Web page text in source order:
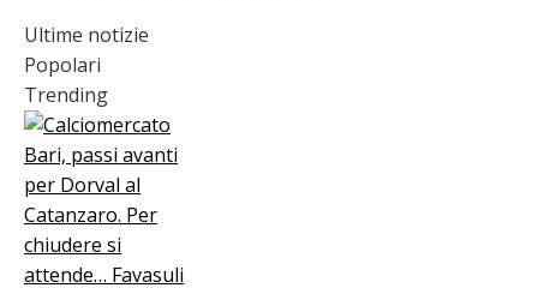
Ultime notizie
Popolari
Trending